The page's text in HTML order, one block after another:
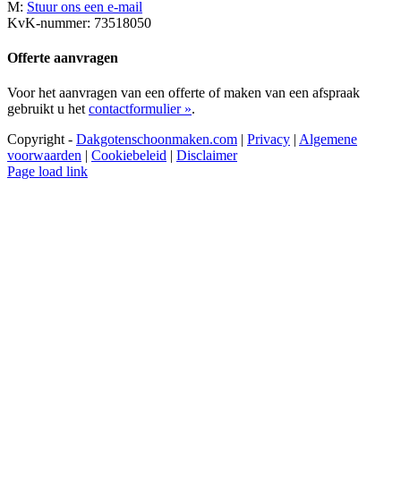
M: Stuur ons een e-mail
KvK-nummer: 73518050
Offerte aanvragen
Voor het aanvragen van een offerte of maken van een afspraak
gebruikt u het contactformulier ».
Copyright - Dakgotenschoonmaken.com | Privacy | Algemene
voorwaarden | Cookiebeleid | Disclaimer
Page load link